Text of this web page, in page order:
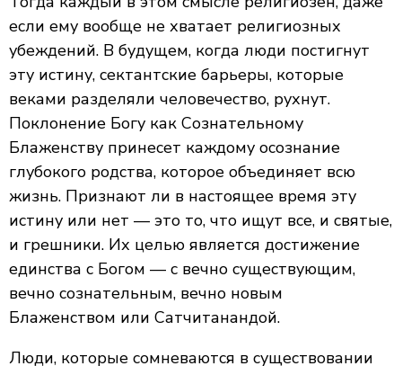
если ему вообще не хватает религиозных
убеждений. В будущем, когда люди постигнут
эту истину, сектантские барьеры, которые
веками разделяли человечество, рухнут.
Поклонение Богу как Сознательному
Блаженству принесет каждому осознание
глубокого родства, которое объединяет всю
жизнь. Признают ли в настоящее время эту
истину или нет — это то, что ищут все, и святые,
и грешники. Их целью является достижение
единства с Богом — с вечно существующим,
вечно сознательным, вечно новым
Блаженством или Сатчитанандой.
Люди, которые сомневаются в существовании